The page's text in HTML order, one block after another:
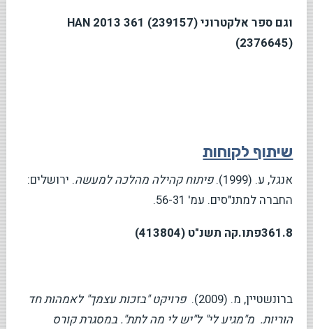
וגם ספר אלקטרוני (239157)
361 HAN 2013
(2376645)
שיתוף לקוחות
אנגל, ע. (1999). פיתוח קהילה מהלכה למעשה. ירושלים:
החברה למתנ"סים. עמ' 56-31.
361.8פתו.קה תשנ"ט (413804)
ברונשטיין, מ. (2009).
פרויקט "בזכות עצמך" לאמהות חד
הוריות. מ"מגיע לי" ל"יש לי מה לתת". במסגרת קורס